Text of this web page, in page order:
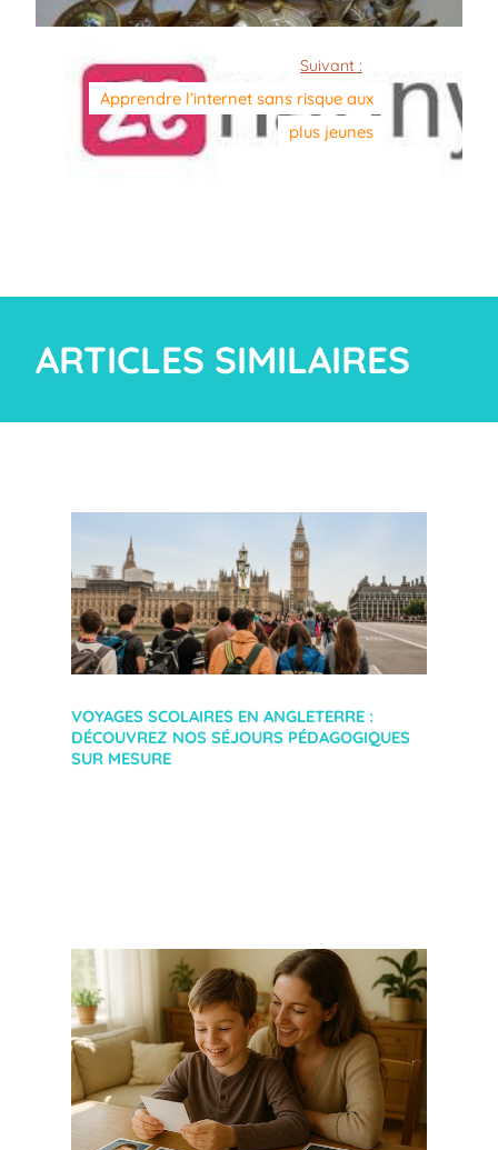
Suivant :
Apprendre l’internet sans risque aux
plus jeunes
ARTICLES SIMILAIRES
VOYAGES SCOLAIRES EN ANGLETERRE :
DÉCOUVREZ NOS SÉJOURS PÉDAGOGIQUES
SUR MESURE